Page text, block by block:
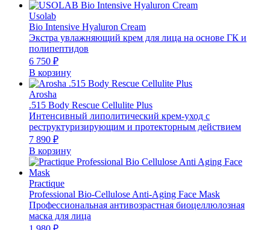
Usolab
Bio Intensive Hyaluron Cream
Экстра увлажняющий крем для лица на основе ГК и
полипептидов
6 750 ₽
В корзину
Arosha
.515 Body Rescue Cellulite Plus
Интенсивный липолитический крем-уход с
реструктуризирующим и протекторным действием
7 890 ₽
В корзину
Practique
Professional Bio-Cellulose Anti-Aging Face Mask
Профессиональная антивозрастная биоцеллюлозная
маска для лица